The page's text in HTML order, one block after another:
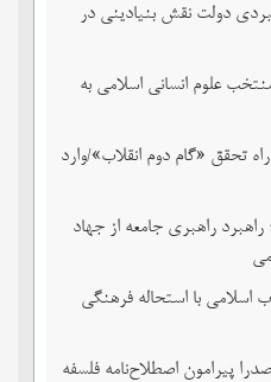
دولت نقش بنیادینی در
علوم انسانی اسلامی به
تحقق «گام دوم انقلاب»/وارد
راهبرد راهبری جامعه از جهاد
اسلامی با استحاله فرهنگی
پیرامون اصطلاح‌نامه فلسفه